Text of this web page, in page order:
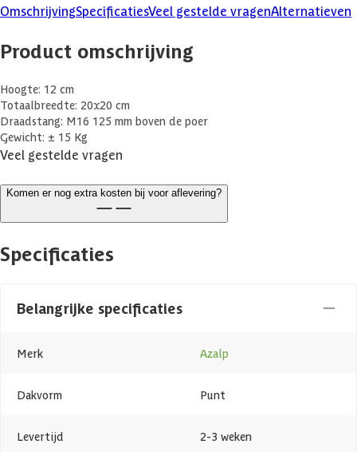
OmschrijvingSpecificatiesVeel gestelde vragenAlternatieven
Product omschrijving
Hoogte: 12 cm
Totaalbreedte: 20x20 cm
Draadstang: M16 125 mm boven de poer
Gewicht: ± 15 Kg
Veel gestelde vragen
Komen er nog extra kosten bij voor aflevering?
Specificaties
Belangrijke specificaties
Merk Azalp
Dakvorm Punt
Levertijd 2-3 weken